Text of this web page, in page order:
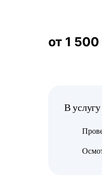
от 1
В услугу